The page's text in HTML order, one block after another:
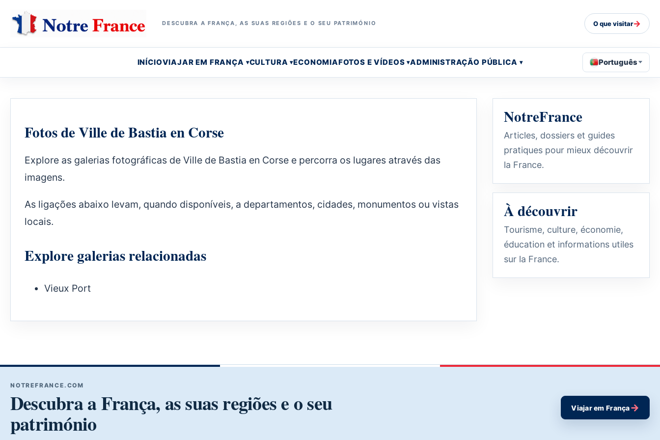
DESCUBRA A FRANÇA, AS SUAS REGIÕES E O SEU PATRIMÓNIO O que visitar→
INÍCIOVIAJAR EM FRANÇA CULTURA ECONOMIAFOTOS E VÍDEOS ADMINISTRAÇÃO PÚBLICA Português
Fotos de Ville de Bastia en Corse
Explore as galerias fotográficas de Ville de Bastia en Corse e percorra os lugares através das
imagens.
As ligações abaixo levam, quando disponíveis, a departamentos, cidades, monumentos ou vistas
locais.
Explore galerias relacionadas
Vieux Port
NotreFrance
Articles, dossiers et guides
pratiques pour mieux découvrir
la France.
À découvrir
Tourisme, culture, économie,
éducation et informations utiles
sur la France.
NOTREFRANCE.COM
Descubra a França, as suas regiões e o seu
património
Viajar em França→